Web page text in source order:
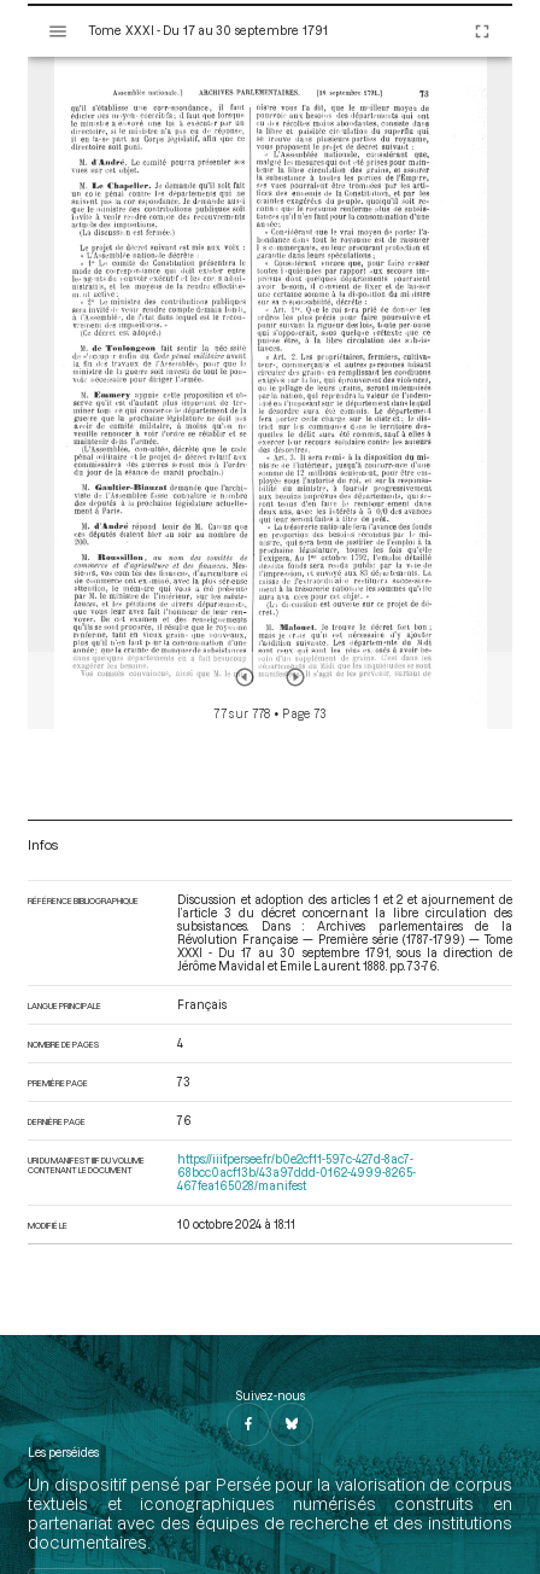
1791 [Discussion] pp.75-76
André Antoine Balthazar d' Buzot François-Nicolas
s
Tome XXXI - Du 17 au 30 septembre 1791
77 sur 778 • Page 73
Infos
RÉFÉRENCE BIBLIOGRAPHIQUE
Discussion et adoption des articles 1 et 2 et ajournement de
l’article 3 du décret concernant la libre circulation des
subsistances. Dans : Archives parlementaires de la
Révolution Française — Première série (1787-1799) — Tome
XXXI - Du 17 au 30 septembre 1791
, sous la direction de
Jérôme Mavidal et Emile Laurent. 1888. pp. 73-76.
LANGUE PRINCIPALE Français
NOMBRE DE PAGES 4
PREMIÈRE PAGE 73
DERNIÈRE PAGE 76
URI DU MANIFEST IIIF DU VOLUME
CONTENANT LE DOCUMENT
https://iiif.persee.fr/b0e2cf11-597c-427d-8ac7-
68bcc0acf13b/43a97ddd-0162-4999-8265-
467fea165028/manifest
MODIFIÉ LE 10 octobre 2024 à 18:11
Suivez-nous
Les perséides
Un dispositif pensé par Persée pour la valorisation de corpus
textuels et iconographiques numérisés construits en
partenariat avec des équipes de recherche et des institutions
documentaires.